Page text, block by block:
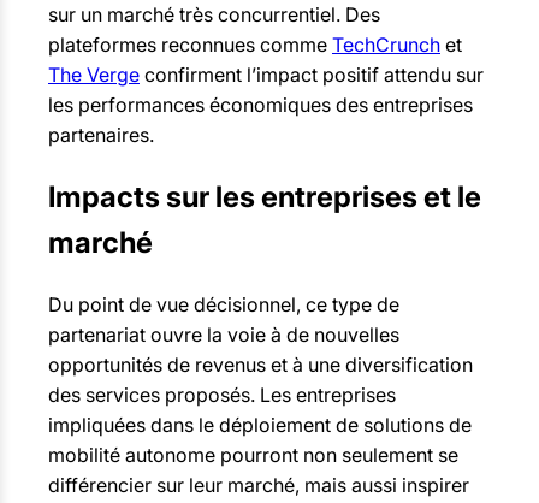
sur un marché très concurrentiel. Des
plateformes reconnues comme TechCrunch et
The Verge confirment l’impact positif attendu sur
les performances économiques des entreprises
partenaires.
Impacts sur les entreprises et le
marché
Du point de vue décisionnel, ce type de
partenariat ouvre la voie à de nouvelles
opportunités de revenus et à une diversification
des services proposés. Les entreprises
impliquées dans le déploiement de solutions de
mobilité autonome pourront non seulement se
différencier sur leur marché, mais aussi inspirer